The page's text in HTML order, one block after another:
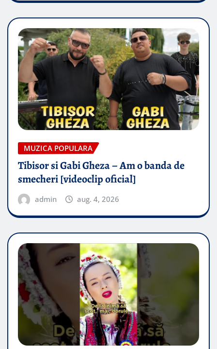
MUZICA POPULARA
Tibisor si Gabi Gheza – Am o banda de
smecheri [videoclip oficial]
admin aug. 4, 2026